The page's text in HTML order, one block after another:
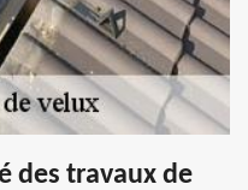
des travaux de